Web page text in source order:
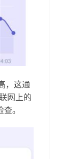
，这通
网上的
。